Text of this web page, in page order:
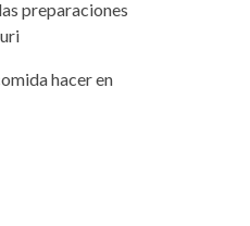
preparaciones
hacer en